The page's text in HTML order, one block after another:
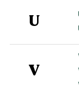
U
V